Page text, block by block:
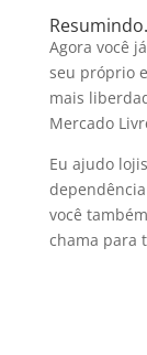
Agora você
seu próprio
mais
Mercado
Eu ajudo
você
chama para